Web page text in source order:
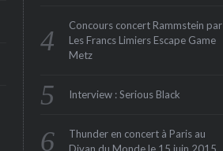
Concours concert Rammstein par
Les Francs Limiers Escape Game
Metz
Interview : Serious Black
Thunder en concert à Paris au
Divan du Monde le 15 juin 2015